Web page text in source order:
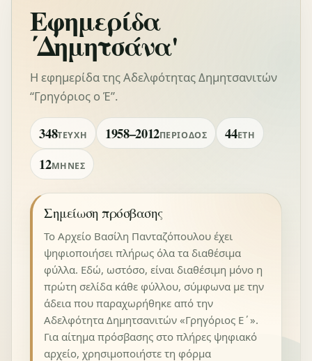
Εφημερίδα
΄Δημητσάνα'
Η εφημερίδα της Αδελφότητας Δημητσανιτών
“Γρηγόριος ο Έ”.
348ΤΕΎΧΗ 1958–2012ΠΕΡΊΟΔΟΣ 44ΈΤΗ
12ΜΉΝΕΣ
Σημείωση πρόσβασης
Το Αρχείο Βασίλη Πανταζόπουλου έχει
ψηφιοποιήσει πλήρως όλα τα διαθέσιμα
φύλλα. Εδώ, ωστόσο, είναι διαθέσιμη μόνο η
πρώτη σελίδα κάθε φύλλου, σύμφωνα με την
άδεια που παραχωρήθηκε από την
Αδελφότητα Δημητσανιτών «Γρηγόριος Ε΄».
Για αίτημα πρόσβασης στο πλήρες ψηφιακό
αρχείο, χρησιμοποιήστε τη φόρμα